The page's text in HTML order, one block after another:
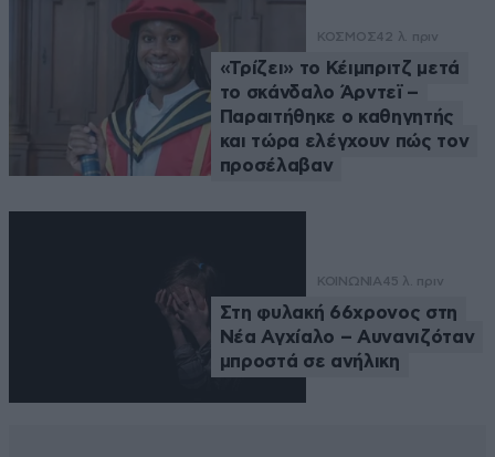
ΚΟΣΜΟΣ42 λ. πριν
«Τρίζει» το Κέιμπριτζ μετά
το σκάνδαλο Άρντεϊ –
Παραιτήθηκε ο καθηγητής
και τώρα ελέγχουν πώς τον
προσέλαβαν
ΚΟΙΝΩΝΙΑ45 λ. πριν
Στη φυλακή 66χρονος στη
Νέα Αγχίαλο – Αυνανιζόταν
μπροστά σε ανήλικη